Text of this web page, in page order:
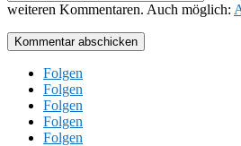
weiteren Kommentaren. Auch möglich:
Kommentar abschicken
Folgen
Folgen
Folgen
Folgen
Folgen